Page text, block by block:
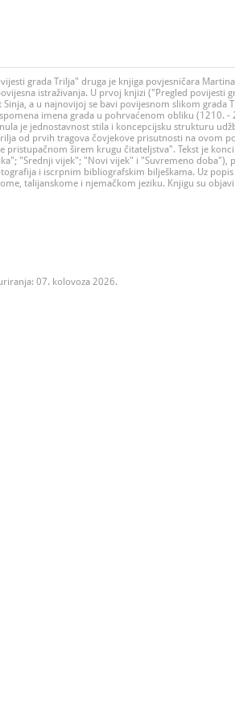
grada Trilja" druga je knjiga povjesničara
istraživanja. U prvoj knjizi ("Pregled povijesti
Sinja, a u najnovijoj se bavi povijesnom slikom grada
imena grada u pohrvaćenom obliku (1210. -
je jednostavnost stila i koncepcijsku strukturu
od prvih tragova čovjekove prisutnosti na ovom
pristupačnom širem krugu čitateljstva". Tekst je
"Srednji vijek"; "Novi vijek" i "Suvremeno doba"),
i iscrpnim bibliografskim bilješkama. Uz
talijanskome i njemačkom jeziku. Knjigu su
07. kolovoza 2026.